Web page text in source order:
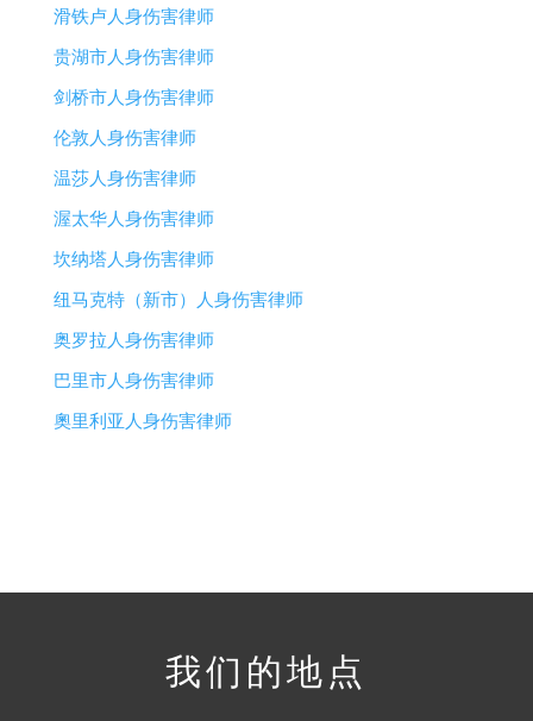
滑铁卢人身伤害律师
贵湖市人身伤害律师
剑桥市人身伤害律师
伦敦人身伤害律师
温莎人身伤害律师
渥太华人身伤害律师
坎纳塔人身伤害律师
纽马克特（新市）人身伤害律师
奥罗拉人身伤害律师
巴里市人身伤害律师
奧里利亚人身伤害律师
我们的地点